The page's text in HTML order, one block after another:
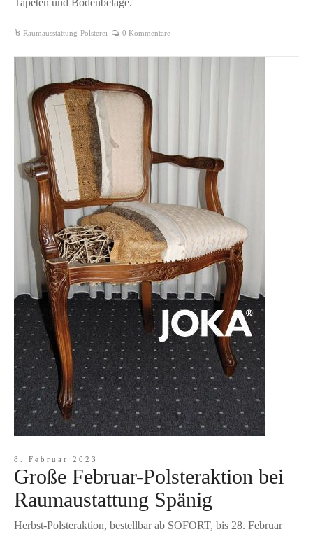
Tapeten und Bodenbeläge.
Raumausstattung-Polsterei 0 Kommentare
8. Februar 2023
Große Februar-Polsteraktion bei
Raumaustattung Spänig
Herbst-Polsteraktion, bestellbar ab SOFORT, bis 28. Februar